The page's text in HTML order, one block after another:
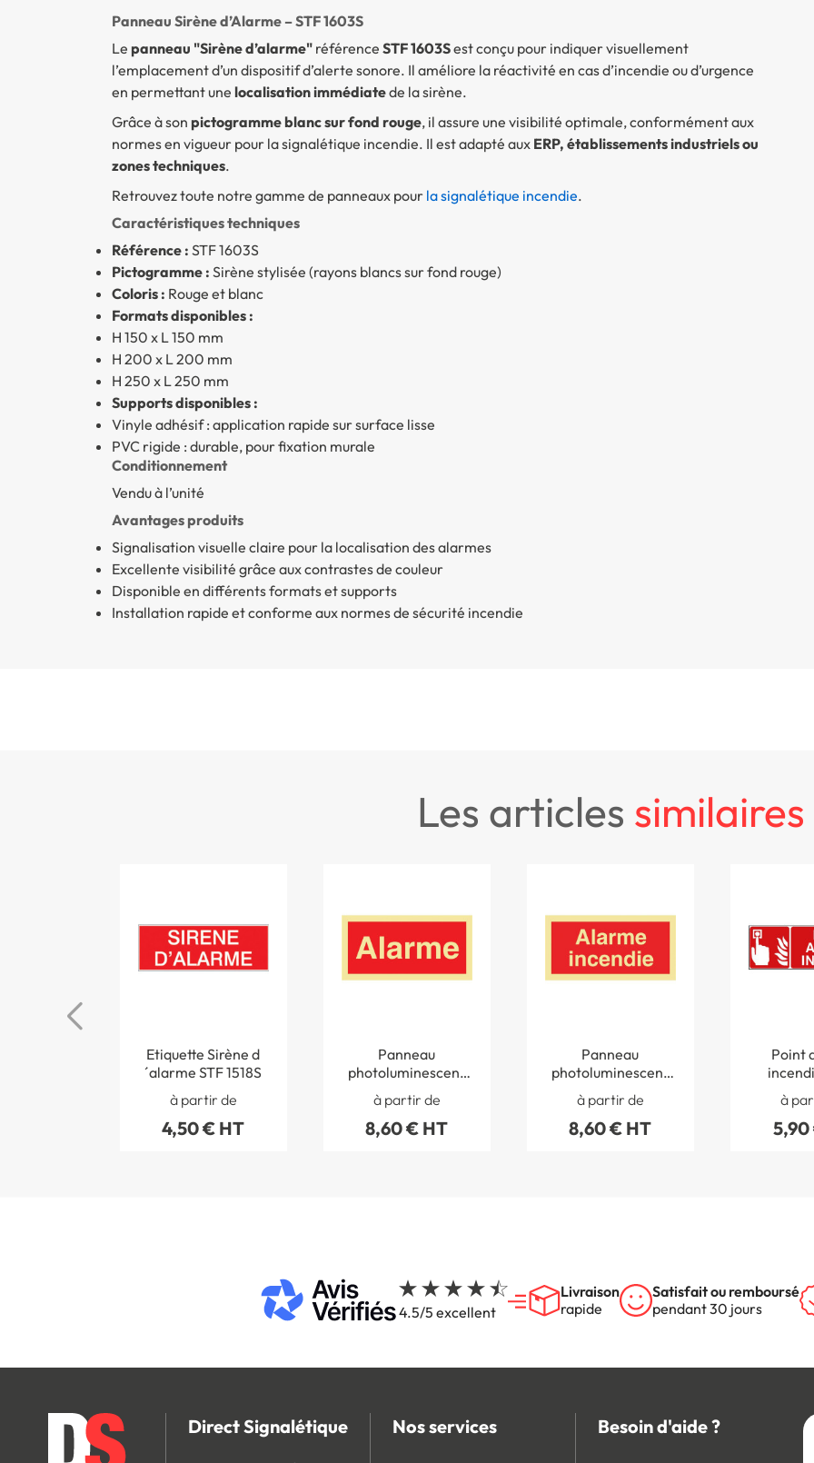
Panneau Sirène d’Alarme – STF 1603S
Le panneau "Sirène d’alarme"référence STF 1603Sest conçu pour indiquer visuellement
l’emplacement d’un dispositif d’alerte sonore. Il améliore la réactivité en cas d’incendie ou d’urgence
en permettant une localisation immédiatede la sirène.
Grâce à son pictogramme blanc sur fond rouge, il assure une visibilité optimale, conformément aux
normes en vigueur pour la signalétique incendie. Il est adapté aux ERP, établissements industriels ou
zones techniques.
Retrouvez toute notre gamme de panneaux pour la signalétique incendie.
Caractéristiques techniques
Référence : STF 1603S
Pictogramme : Sirène stylisée (rayons blancs sur fond rouge)
Coloris : Rouge et blanc
Formats disponibles :
H 150 x L 150 mm
H 200 x L 200 mm
H 250 x L 250 mm
Supports disponibles :
Vinyle adhésif : application rapide sur surface lisse
PVC rigide : durable, pour fixation murale
Conditionnement
Vendu à l’unité
Avantages produits
Signalisation visuelle claire pour la localisation des alarmes
Excellente visibilité grâce aux contrastes de couleur
Disponible en différents formats et supports
Installation rapide et conforme aux normes de sécurité incendie
les articles similaires
Etiquette Sirène d
´alarme STF 1518S
à partir de
4,50 € HT
Panneau
photoluminescent
Alarme
à partir de
8,60 € HT
Panneau
photoluminescent
Alarme incendie
à partir de
8,60 € HT
Point
à
5,90
4.5/5 excellent
Livraison
rapide
Satisfait ou remboursé
pendant 30 jours
Direct Signalétique Nos services Besoin d'aide ?